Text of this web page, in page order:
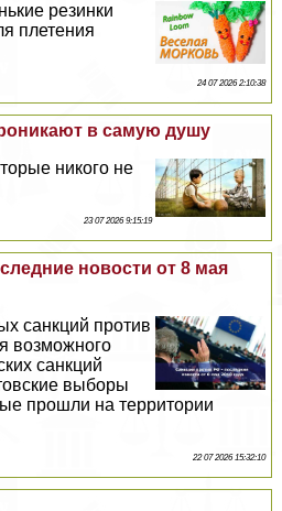
резинки
плетения
24 07 2026 2:10:38
в самую душу
никого не
23 07 2026 9:15:19
новости от 8 мая
санкций против
возможного
санкций
выборы
прошли на территории
22 07 2026 15:32:10